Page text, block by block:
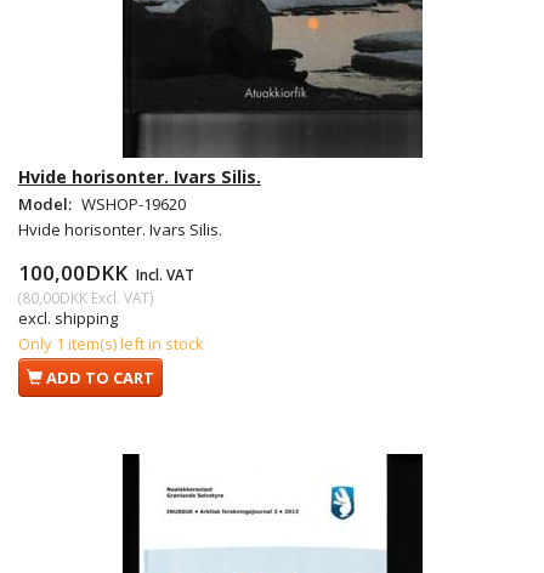
Hvide horisonter. Ivars Silis.
Model: WSHOP-19620
Hvide horisonter. Ivars Silis.
100,00DKK Incl. VAT
(80,00DKK Excl. VAT)
excl. shipping
Only 1 item(s) left in stock
ADD TO CART